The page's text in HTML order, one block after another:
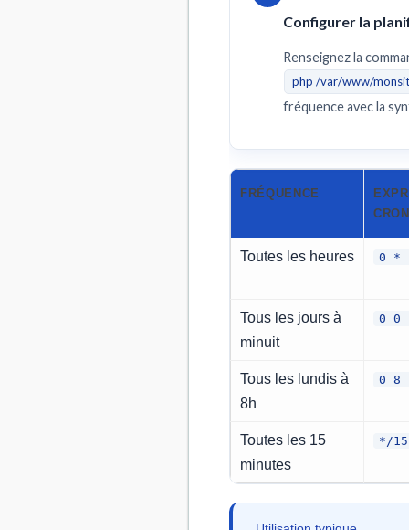
Configurer la
Renseignez la
php /var/www/
fréquence avec la
FRÉQUENCE
CRON
Toutes les heures 0 *
Tous les jours à
minuit
0 0
Tous les lundis à
8h
0 8
Toutes les 15
minutes
*/